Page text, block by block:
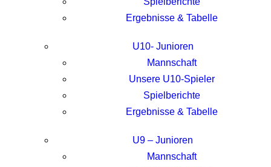
Ergebnisse & Tabelle
U10- Junioren
Mannschaft
Unsere U10-Spieler
Spielberichte
Ergebnisse & Tabelle
U9 – Junioren
Mannschaft